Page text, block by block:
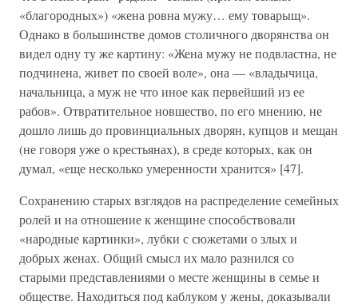
«благородных») «жена ровна мужу… ему товарыщ».
Однако в большинстве домов столичного дворянства он
видел одну ту же картину: «Жена мужу не подвластна, не
подчинена, живет по своей воле», она — «владычица,
начальница, а муж не что иное как первейший из ее
рабов». Отвратительное новшество, по его мнению, не
дошло лишь до провинциальных дворян, купцов и мещан
(не говоря уже о крестьянах), в среде которых, как он
думал, «еще несколько умеренности хранится» [47].
Сохранению старых взглядов на распределение семейных
ролей и на отношение к женщине способствовали
«народные картинки», лубки с сюжетами о злых и
добрых женах. Общий смысл их мало разнился со
старыми представлениями о месте женщины в семье и
обществе. Находиться под каблуком у жены, доказывали